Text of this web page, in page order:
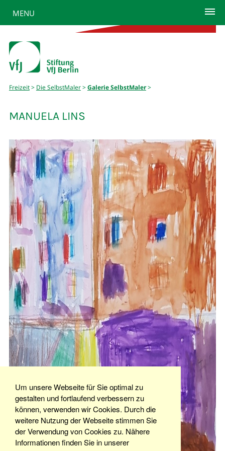
Um unsere Webseite für Sie optimal zu
gestalten und fortlaufend verbessern zu
können, verwenden wir Cookies. Durch die
weitere Nutzung der Webseite stimmen Sie
der Verwendung von Cookies zu. Nähere
Informationen finden Sie in unserer
MENU
Freizeit> Die SelbstMaler>Galerie SelbstMaler>
MANUELA LINS